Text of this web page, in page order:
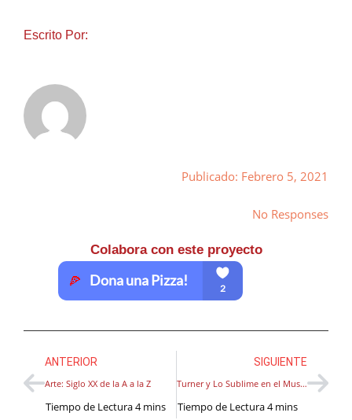
Escrito Por:
Publicado: Febrero 5, 2021
No Responses
Colabora con este proyecto
ANTERIOR
Arte: Siglo XX de la A a la Z
SIGUIENTE
Turner y Lo Sublime en el Museo de Bellas Artes de Quebec.